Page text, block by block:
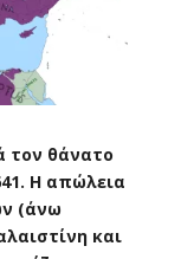
τον θάνατο
Η απώλεια
(άνω
και